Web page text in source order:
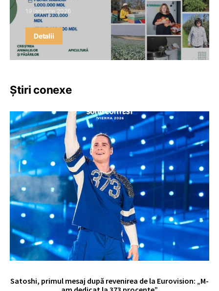
19 ianuarie 2026
Detalii
Știri conexe
Satoshi, primul mesaj după revenirea de la Eurovision: „M-